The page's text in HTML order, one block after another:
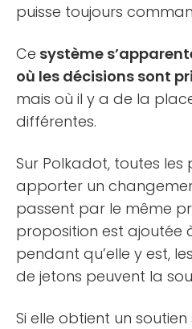
puisse toujours
Ce système
où les décisions sont
mais où il y a de la
différentes.
Sur Polkadot, toutes
apporter un
passent par le même
proposition est ajoutée
pendant qu’elle y est,
de jetons peuvent la
Si elle obtient un